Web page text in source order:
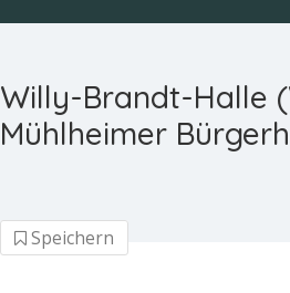
Willy-Brandt-Halle
Mühlheimer
Speichern